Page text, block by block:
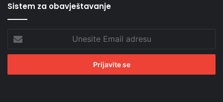
Sistem za obavještavanje
Email
adresu